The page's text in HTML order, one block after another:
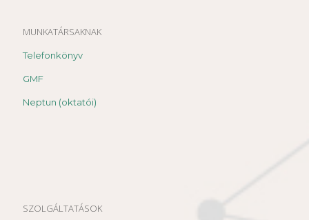
MUNKATÁRSAKNAK
Telefonkönyv
GMF
Neptun (oktatói)
SZOLGÁLTATÁSOK